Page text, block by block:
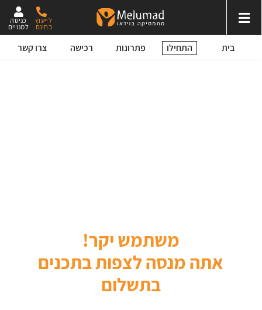
כניסה
למנויים
לייעוץ
בחינם
בית התחילו פתרונות רכישה צרו קשר
משתמש יקר!
אתה מנסה לצפות בתכנים
בתשלום